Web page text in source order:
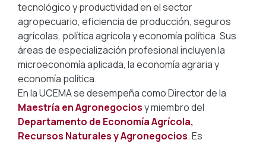
tecnológico y productividad en el sector
agropecuario, eficiencia de producción, seguros
agrícolas, política agrícola y economía política. Sus
áreas de especialización profesional incluyen la
microeconomía aplicada, la economía agraria y
economía política.
En la UCEMA se desempeña como Director de la
Maestría en Agronegociosy miembro del
Departamento de Economía Agrícola,
Recursos Naturales y Agronegocios. Es